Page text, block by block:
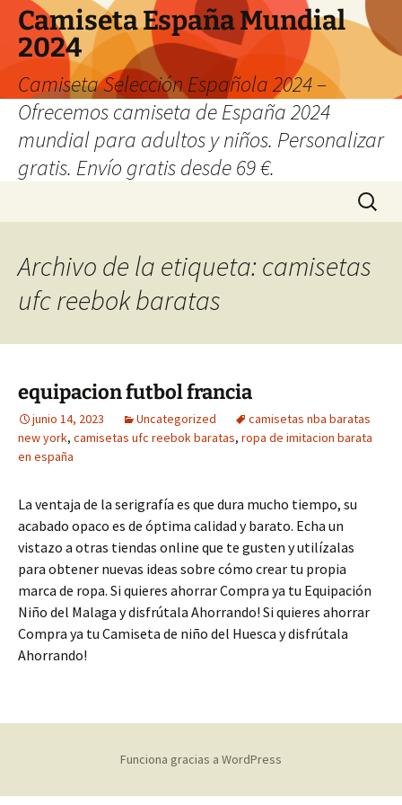
Camiseta España Mundial
2024
Camiseta Selección Española 2024 –
Ofrecemos camiseta de España 2024
mundial para adultos y niños. Personalizar
gratis. Envío gratis desde 69 €.
Buscar:
Archivo de la etiqueta: camisetas
ufc reebok baratas
equipacion futbol francia
junio 14, 2023 Uncategorized
camisetas nba baratas
new york, camisetas ufc reebok baratas, ropa de imitacion barata
en españa
La ventaja de la serigrafía es que dura mucho tiempo, su
acabado opaco es de óptima calidad y barato. Echa un
vistazo a otras tiendas online que te gusten y utilízalas
para obtener nuevas ideas sobre cómo crear tu propia
marca de ropa. Si quieres ahorrar Compra ya tu Equipación
Niño del Malaga y disfrútala Ahorrando! Si quieres ahorrar
Compra ya tu Camiseta de niño del Huesca y disfrútala
Ahorrando!
Funciona gracias a WordPress